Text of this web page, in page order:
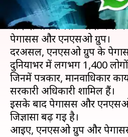
व्हाट्सऐप के जरिए जासूसीका
बाद दो नाम सबसे ज्यादा चर्चा
पेगासस और एनएसओ ग्रुप।
दरअसल, एनएसओ ग्रुप के
दुनियाभर में लगभग 1,400
जिनमें पत्रकार, मानवाधिकार
सरकारी अधिकारी शामिल हैं।
इसके बाद पेगासस और एनएसओ
जिज्ञासा बढ़ गई है।
आइए, एनएसओ ग्रुप और पेगासस